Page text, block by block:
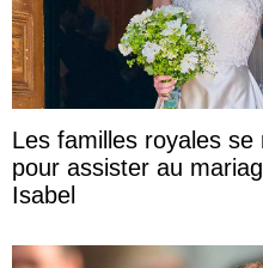
Les familles royales
pour assister au
Isabel